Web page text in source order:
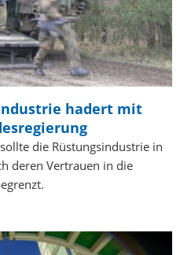
hadert mit
die Rüstungsindustrie in
deren Vertrauen in die